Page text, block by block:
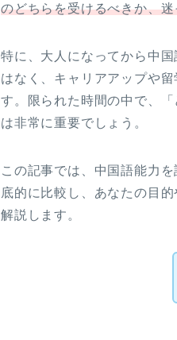
のどちらを受けるべきか、
特に、大人になってから中
はなく、キャリアアップや
す。限られた時間の中で、
は非常に重要でしょう。
この記事では、中国語能力
底的に比較し、あなたの目
解説します。